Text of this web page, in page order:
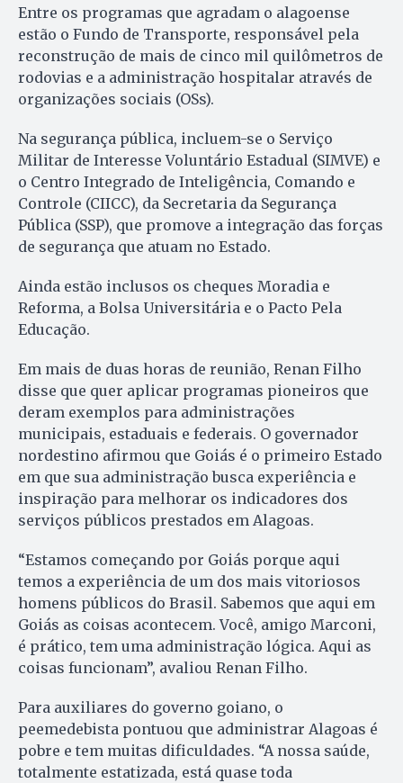
Entre os programas que agradam o alagoense
estão o Fundo de Transporte, responsável pela
reconstrução de mais de cinco mil quilômetros de
rodovias e a administração hospitalar através de
organizações sociais (OSs).
Na segurança pública, incluem-se o Serviço
Militar de Interesse Voluntário Estadual (SIMVE) e
o Centro Integrado de Inteligência, Comando e
Controle (CIICC), da Secretaria da Segurança
Pública (SSP), que promove a integração das forças
de segurança que atuam no Estado.
Ainda estão inclusos os cheques Moradia e
Reforma, a Bolsa Universitária e o Pacto Pela
Educação.
Em mais de duas horas de reunião, Renan Filho
disse que quer aplicar programas pioneiros que
deram exemplos para administrações
municipais, estaduais e federais. O governador
nordestino afirmou que Goiás é o primeiro Estado
em que sua administração busca experiência e
inspiração para melhorar os indicadores dos
serviços públicos prestados em Alagoas.
“Estamos começando por Goiás porque aqui
temos a experiência de um dos mais vitoriosos
homens públicos do Brasil. Sabemos que aqui em
Goiás as coisas acontecem. Você, amigo Marconi,
é prático, tem uma administração lógica. Aqui as
coisas funcionam”, avaliou Renan Filho.
Para auxiliares do governo goiano, o
peemedebista pontuou que administrar Alagoas é
pobre e tem muitas dificuldades. “A nossa saúde,
totalmente estatizada, está quase toda